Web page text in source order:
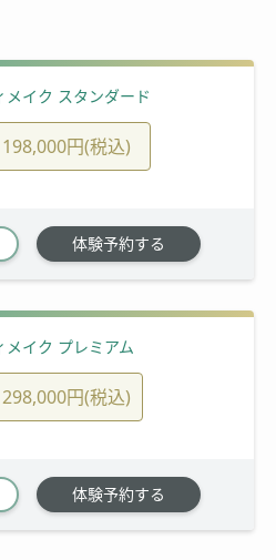
メイク スタンダード
198,000円(税込)
体験予約する
メイク プレミアム
298,000円(税込)
体験予約する